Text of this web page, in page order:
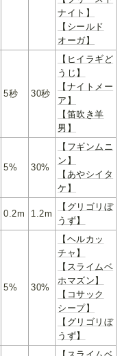
ナイト】
【シールド
オーガ】
5秒 30秒
【ヒイラギど
うじ】
【ナイトメー
ア】
【笛吹き羊
男】
5% 30%
【フギンムニ
ン】
【あやシイタ
ケ】
0.2m 1.2m
【グリゴリぼ
うず】
5% 30%
【ヘルカッ
チャ】
【スライムベ
ホマズン】
【コサック
シープ】
【グリゴリぼ
うず】